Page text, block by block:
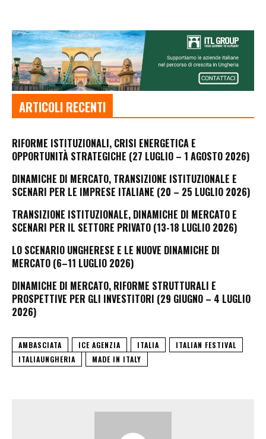
ARTICOLI RECENTI
RIFORME ISTITUZIONALI, CRISI ENERGETICA E
OPPORTUNITÀ STRATEGICHE (27 LUGLIO – 1 AGOSTO 2026)
DINAMICHE DI MERCATO, TRANSIZIONE ISTITUZIONALE E
SCENARI PER LE IMPRESE ITALIANE (20 – 25 LUGLIO 2026)
TRANSIZIONE ISTITUZIONALE, DINAMICHE DI MERCATO E
SCENARI PER IL SETTORE PRIVATO (13-18 LUGLIO 2026)
LO SCENARIO UNGHERESE E LE NUOVE DINAMICHE DI
MERCATO (6–11 LUGLIO 2026)
DINAMICHE DI MERCATO, RIFORME STRUTTURALI E
PROSPETTIVE PER GLI INVESTITORI (29 GIUGNO – 4 LUGLIO
2026)
AMBASCIATA ICE AGENZIA ITALIA
ITALIAN FESTIVAL
ITALIAUNGHERIA
MADE IN ITALY